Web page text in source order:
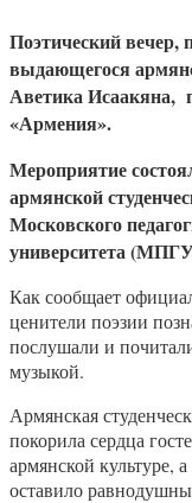
Поэтический
выдающегося
Аветика Исаакяна,
«Армения».
Мероприятие
армянской
Московского
университета
Как сообщает
ценители поэзии
послушали и
музыкой.
Армянская
покорила сердца
армянской культуре,
оставило